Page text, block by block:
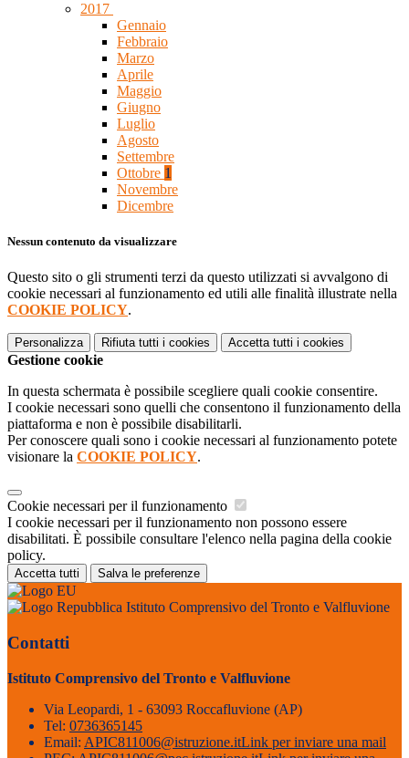
2017
Gennaio
Febbraio
Marzo
Aprile
Maggio
Giugno
Luglio
Agosto
Settembre
Ottobre 1
Novembre
Dicembre
Nessun contenuto da visualizzare
Questo sito o gli strumenti terzi da questo utilizzati si avvalgono di
cookie necessari al funzionamento ed utili alle finalità illustrate nella
COOKIE POLICY.
Personalizza Rifiuta tutti i cookies Accetta tutti i cookies
Gestione cookie
In questa schermata è possibile scegliere quali cookie consentire.
I cookie necessari sono quelli che consentono il funzionamento della
piattaforma e non è possibile disabilitarli.
Per conoscere quali sono i cookie necessari al funzionamento potete
visionare la COOKIE POLICY.
Cookie necessari per il funzionamento
I cookie necessari per il funzionamento non possono essere
disabilitati. È possibile consultare l'elenco nella pagina della cookie
policy.
Accetta tutti Salva le preferenze
Istituto Comprensivo del Tronto e Valfluvione
Contatti
Istituto Comprensivo del Tronto e Valfluvione
Via Leopardi, 1 - 63093 Roccafluvione (AP)
Tel: 0736365145
Email: APIC811006@istruzione.itLink per inviare una mail